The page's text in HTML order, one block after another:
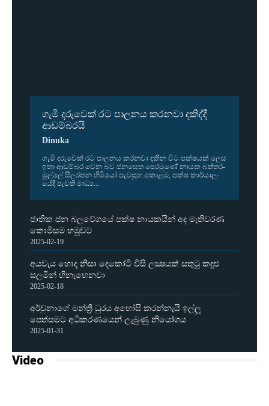
ගැමි දරුවෙක් රට පාලනය කරනවා දකිද්දී
ආඩම්බරයි
Dinuka
ගැමි දරු­වෙක් රට පාල­නය කර­නවා දකින විට පක්ෂ­යක් ලෙස
ඉතා ආඩ­ම්බර වෙන බව ජන­සෙත පෙර­මුණේ නායක බත්ත­ර­
මුල්ලේ සීල­ර­තන හිමියෝ පැව­සූහ.කොළඹ, පක්ෂ කාර්යා­ල­
යේදී පැවති මාධ්‍ය...
ජාතික ජන බලවේගයේ පක්ෂ නායකයින් අද මැතිවරණ
කොමිසම හමුවට
2025-02-19
අයවැය හොද නිසා දෙකෝටි විසි ලක්‍ෂයක් සතුටු කදුළු
සලමින් හිනැහෙනවා
2025-02-18
අර්චුනාගේ මන්ත්‍රී ධුරය අහෝසි කරන්නැයි ඉල්ලූ
පෙත්සමට අධිකරණයෙන් ලැබුණු නියෝගය
2025-01-31
Video